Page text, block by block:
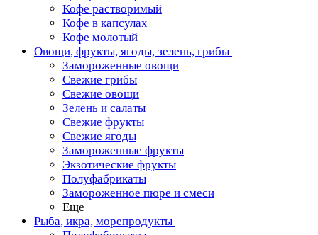
Кофе растворимый
Кофе в капсулах
Кофе молотый
Овощи, фрукты, ягоды, зелень, грибы
Замороженные овощи
Свежие грибы
Свежие овощи
Зелень и салаты
Свежие фрукты
Свежие ягоды
Замороженные фрукты
Экзотические фрукты
Полуфабрикаты
Замороженное пюре и смеси
Еще
Рыба, икра, морепродукты